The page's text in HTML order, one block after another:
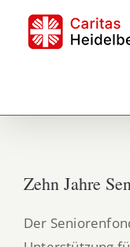
Zehn Jahre
Der